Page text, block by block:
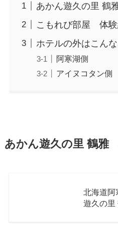
あかん遊久の里
こもれび部屋 体
ホテルの外はこん
阿寒湖側
アイヌコタン側
あかん遊久の里 鶴
北海道阿
遊久の里